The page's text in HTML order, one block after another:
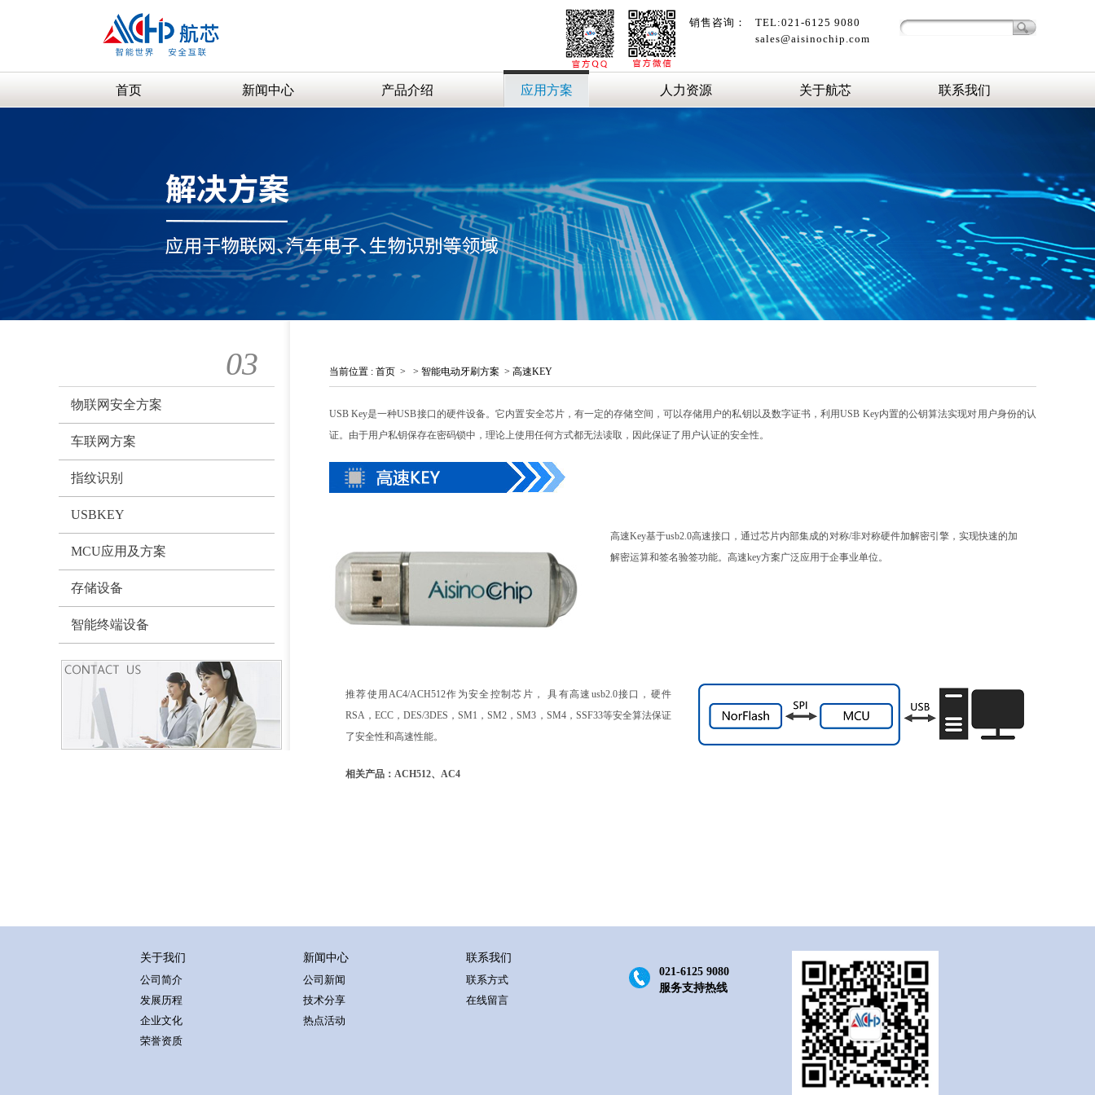
销售咨询：
TEL:021-6125 9080
sales@aisinochip.com
首页 新闻中心 产品介绍 应用方案 人力资源 关于航芯 联系我们
03
物联网安全方案
车联网方案
指纹识别
USBKEY
MCU应用及方案
存储设备
智能终端设备
当前位置 : 首页 > > 智能电动牙刷方案 > 高速KEY
USB Key是一种USB接口的硬件设备。它内置安全芯片，有一定的存储空间，可以存储用户的私钥以及数字证书，利用USB Key内置的公钥算法实现对用户身份的认
证。由于用户私钥保存在密码锁中，理论上使用任何方式都无法读取，因此保证了用户认证的安全性。
高速Key基于usb2.0高速接口，通过芯片内部集成的对称/非对称硬件加解密引擎，实现快速的加
解密运算和签名验签功能。高速key方案广泛应用于企事业单位。
推荐使用AC4/ACH512作为安全控制芯片， 具有高速usb2.0接口，硬件
RSA，ECC，DES/3DES，SM1，SM2，SM3，SM4，SSF33等安全算法保证
了安全性和高速性能。
相关产品：ACH512、AC4
关于我们
公司简介
发展历程
企业文化
荣誉资质
新闻中心
公司新闻
技术分享
热点活动
联系我们
联系方式
在线留言
021-6125 9080
服务支持热线